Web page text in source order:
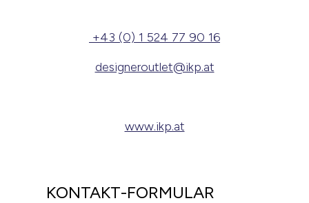
+43 (0) 1 524 77 90 16
designeroutlet@ikp.at
www.ikp.at
KONTAKT-FORMULAR